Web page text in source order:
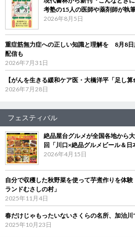
考塾の15人の医師や薬剤師が執
2026年8月5日
重症筋無力症への正しい知識と理解を 8月8
配信も
2026年7月31日
【がんを生きる緩和ケア医・大橋洋平「足し
2026年7月28日
フェスティバル
絶品屋台グルメが全国各地から
回「川口×絶品グルメビール＆
2026年4月15日
自分で収穫した秋野菜を使って芋煮作りを体
ランドむさしの村」
2025年11月4日
春だけじゃもったいないさくらの名所、加治川
2025年10月23日